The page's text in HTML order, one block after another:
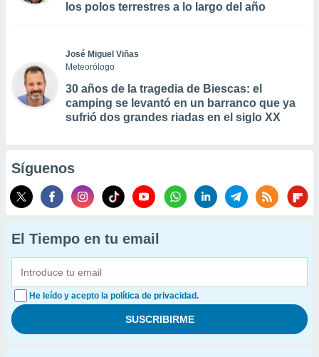
los polos terrestres a lo largo del año
José Miguel Viñas
Meteorólogo
30 años de la tragedia de Biescas: el
camping se levantó en un barranco que ya
sufrió dos grandes riadas en el siglo XX
Síguenos
El Tiempo en tu email
He leído y acepto la política de privacidad.